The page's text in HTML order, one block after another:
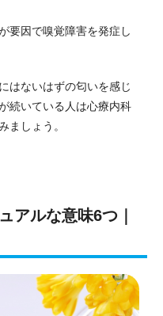
要因で嗅覚障害を発症し
はないはずの匂いを感じ
続いている人は心療内科
ましょう。
アルな意味6つ｜